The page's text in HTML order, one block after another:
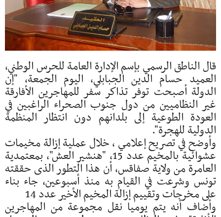
قال الناطق الرسمي بإسم الإدارة العامة للحرس الوطني،
العميد حسام الدين الجبابلي، اليوم الجمعة، "إن
الدولة أصبحت توفر تذاكر سفر للمهاجرين الأفارقة
غير النظاميين من دول جنوب الصحراء الراغبين في
العودة الطوعية إلى بلدانهم دون انتظار المنظمة
الدولية للهجرة".
وأوضح في تصريح إعلامي ، خلال عملية إزالة مخيمات
عشوائية بالمخيم عدد 15، "هنشير العش"، بمعتمدية
العامرة من ولاية صفاقس، أن هذا التطور الذى حققته
تونس وشرعت في القيام به منذ أسبوعين، جاء بناء
على مخرجات وتقييم إزالة المخيم الأخير عدد 14
وأضاف أنه يتم يوميا نقل مجموعة من المهاجرين